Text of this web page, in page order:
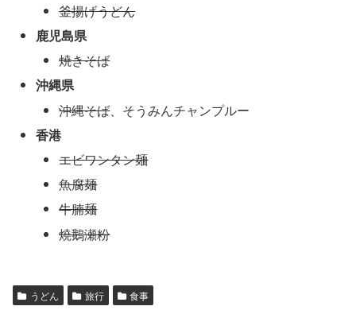
釜揚げうどん
鹿児島県
焼きそば
沖縄県
沖縄そば、そうみんチャンプルー
香港
エビワンタン麺
魚腐麺
牛腩麺
燒鵝瀬粉
うどん 旅行 食事